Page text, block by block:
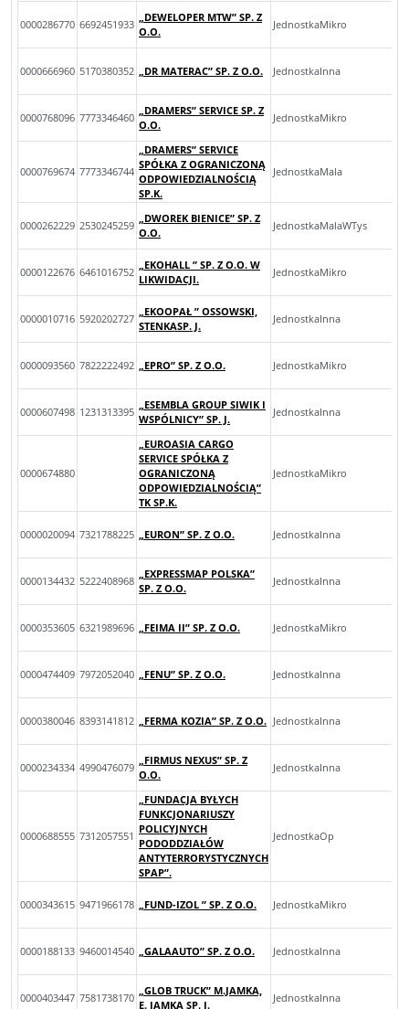
0000286770 6692451933
„DEWELOPER MTW” SP. Z
O.O.
JednostkaMikro
0000666960 5170380352 „DR MATERAC” SP. Z O.O. JednostkaInna
0000768096 7773346460
„DRAMERS” SERVICE SP. Z
O.O.
JednostkaMikro
0000769674 7773346744
„DRAMERS” SERVICE
SPÓŁKA Z OGRANICZONĄ
ODPOWIEDZIALNOŚCIĄ
SP.K.
JednostkaMala
0000262229 2530245259
„DWOREK BIENICE” SP. Z
O.O.
JednostkaMalaWTys
0000122676 6461016752
„EKOHALL ” SP. Z O.O. W
LIKWIDACJI.
JednostkaMikro
0000010716 5920202727
„EKOOPAŁ ” OSSOWSKI,
STENKASP. J.
JednostkaInna
0000093560 7822222492 „EPRO” SP. Z O.O. JednostkaMikro
0000607498 1231313395
„ESEMBLA GROUP SIWIK I
WSPÓLNICY” SP. J.
JednostkaInna
0000674880
„EUROASIA CARGO
SERVICE SPÓŁKA Z
OGRANICZONĄ
ODPOWIEDZIALNOŚCIĄ”
TK SP.K.
JednostkaMikro
0000020094 7321788225 „EURON” SP. Z O.O. JednostkaInna
0000134432 5222408968
„EXPRESSMAP POLSKA”
SP. Z O.O.
JednostkaInna
0000353605 6321989696 „FEIMA II” SP. Z O.O. JednostkaMikro
0000474409 7972052040 „FENU” SP. Z O.O. JednostkaInna
0000380046 8393141812 „FERMA KOZIA” SP. Z O.O. JednostkaInna
0000234334 4990476079
„FIRMUS NEXUS” SP. Z
O.O.
JednostkaInna
0000688555 7312057551
„FUNDACJA BYŁYCH
FUNKCJONARIUSZY
POLICYJNYCH
PODODDZIAŁÓW
ANTYTERRORYSTYCZNYCH
SPAP”.
JednostkaOp
0000343615 9471966178 „FUND-IZOL ” SP. Z O.O. JednostkaMikro
0000188133 9460014540 „GALAAUTO” SP. Z O.O. JednostkaInna
0000403447 7581738170
„GLOB TRUCK” M.JAMKA,
E. JAMKA SP. J.
JednostkaInna